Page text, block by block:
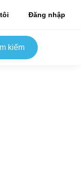
Đăng nhập
kiếm